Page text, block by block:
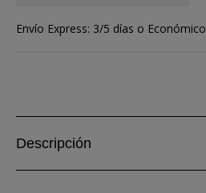
Envío Express: 3/5 días o
Descripción